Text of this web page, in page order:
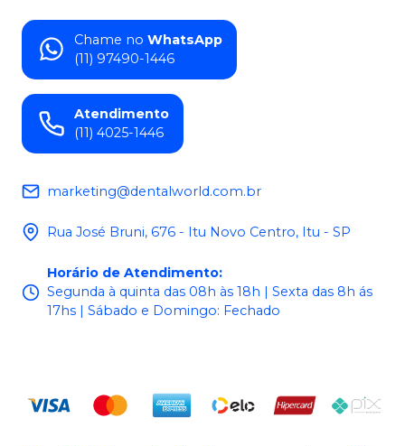
Chame no WhatsApp
(11) 97490-1446
Atendimento
(11) 4025-1446
marketing@dentalworld.com.br
Rua José Bruni, 676 - Itu Novo Centro, Itu - SP
Horário de Atendimento:
Segunda à quinta das 08h às 18h | Sexta das 8h ás
17hs | Sábado e Domingo: Fechado